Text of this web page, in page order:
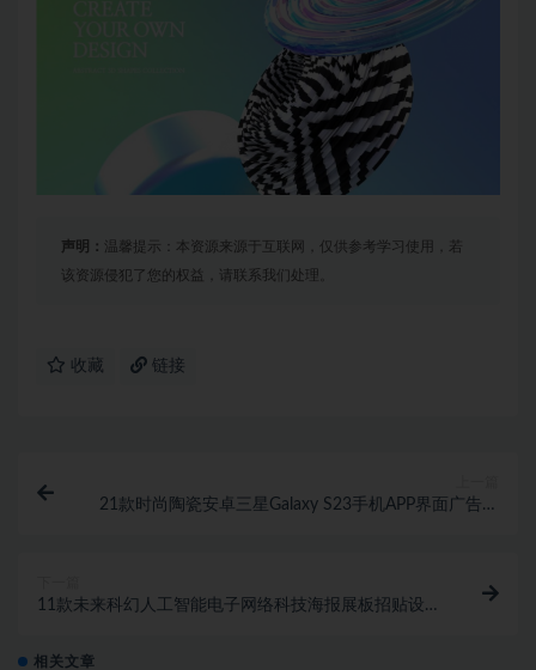
声明： 温馨提示：本资源来源于互联网，仅供参考学习使用，若
该资源侵犯了您的权益，请联系我们处理。
收藏 链接
21款时尚陶瓷安卓三星Galaxy S23手机APP界面广告设
11款未来科幻人工智能电子网络科技海报展板招贴设计
相关文章